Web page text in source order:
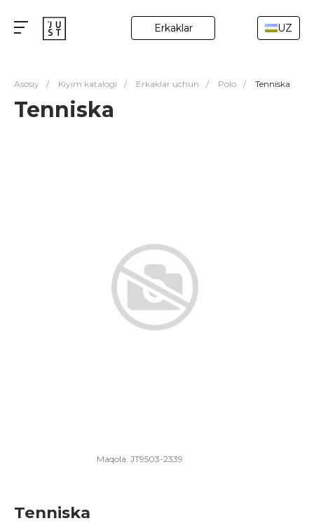
Erkaklar UZ
Asosiy / Kiyim katalogi / Erkaklar uchun / Polo / Tenniska
Tenniska
Maqola: JT9503-2339
Tenniska